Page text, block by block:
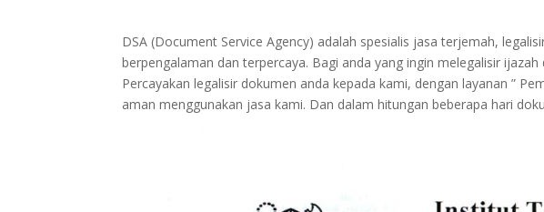
DSA (Document Service Agency) adalah spesialis jasa terjemah,
berpengalaman dan terpercaya. Bagi anda yang ingin melegalisir
Percayakan legalisir dokumen anda kepada kami, dengan layanan ”
aman menggunakan jasa kami. Dan dalam hitungan beberapa hari